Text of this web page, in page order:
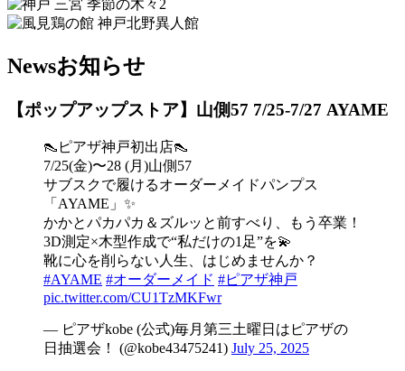
Newsお知らせ
【ポップアップストア】山側57 7/25-7/27 AYAME
👠ピアザ神戸初出店👠
7/25(金)〜28 (月)山側57
サブスクで履けるオーダーメイドパンプス
「AYAME」✨
かかとパカパカ＆ズルッと前すべり、もう卒業！
3D測定×木型作成で“私だけの1足”を💫
靴に心を削らない人生、はじめませんか？
#AYAME #オーダーメイド #ピアザ神戸
pic.twitter.com/CU1TzMKFwr
— ピアザkobe (公式)毎月第三土曜日はピアザの
日抽選会！ (@kobe43475241) July 25, 2025